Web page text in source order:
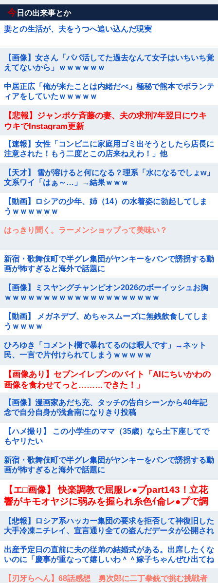
今 日の出来事とか
妻との生活が、夫をうつへ追い込んだ現実
【画像】女さん「パパ活してた過去なんて女子はいちいち覚
えてないから」ｗｗｗｗｗｗ
中居正広「俺が来たことは内緒だべ」極秘で熊本でボランテ
ィアをしていたｗｗｗｗｗ
【悲報】ジャンポケ斉藤の妻、夫の求刑7年翌日にウキ
ウキでInstagram更新
【速報】女性「コンビニに家庭用ゴミ出そうとしたら店長に
注意された！もう二度とこの店来ねえわ！」他
【天才】 雪が溶けると何になる？理系「水になるでしょw」
文系ワイ「はぁ～…」→結果ｗｗｗ
【動画】ロシアの少年、姉（14）の水着姿に勃起してしま
うｗｗｗｗｗｗ
はっきり聞く。ラーメンショップって美味い？
新宿・歌舞伎町で半グレ集団がヤンキーをバンで誘拐する動
画が怖すぎると海外で話題に
【画像】ミスヤングチャンピオン2026のボーイッシュお胸
ｗｗｗｗｗｗｗｗｗｗｗｗｗｗｗｗｗｗｗｗ
【動画】 メガネデブ、めちゃスムーズに無銭飲食してしま
うｗｗｗｗ
ひろゆき「コメント欄で暴れてるのは暇人です」→ネット
民、一言で片付けられてしまうｗｗｗｗｗ
【画像あり】セブンイレブンのバイト「AIにちいかわの
画像を食わせてっと………できた！」
【画像】漫画家あだち充、タッチの告白シーンから40年記
念で自分自身が浅倉南になりきり投稿
【ハメ撮り】 この小学生のママ（35歳）なら土下座してで
もヤリたい
新宿・歌舞伎町で半グレ集団がヤンキーをバンで誘拐する動
画が怖すぎると海外で話題に
【エ□画像】 快楽調教で屈服レ●プpart143！立花
響がキモオヤジに弱みを握られ糸色ｲ侖レ●プで調
【悲報】ロシア系ハッカー集団の要求を拒否して神復旧した
大手冷凍ニチレイ、宣言通り全ての盗んだデータが公開され
出産予定日の直前に夫の従弟の結婚式がある。出席したくな
いのに「慶事が重なって嬉しいわ＾＾嫁子ちゃんぜひ出てね
【刃牙らへん】68話感想 勇次郎に二丁拳銃で挑む挑戦者